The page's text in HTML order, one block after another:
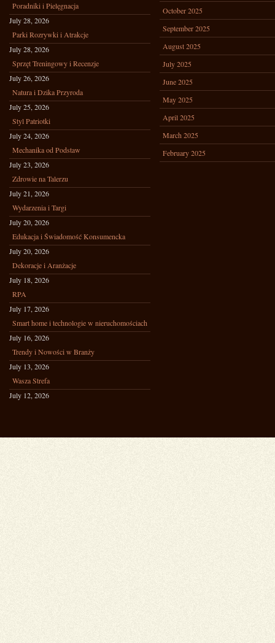
Poradniki i Pielęgnacja
July 28, 2026
Parki Rozrywki i Atrakcje
July 28, 2026
Sprzęt Treningowy i Recenzje
July 26, 2026
Natura i Dzika Przyroda
July 25, 2026
Styl Patriotki
July 24, 2026
Mechanika od Podstaw
July 23, 2026
Zdrowie na Talerzu
July 21, 2026
Wydarzenia i Targi
July 20, 2026
Edukacja i Świadomość Konsumencka
July 20, 2026
Dekoracje i Aranżacje
July 18, 2026
RPA
July 17, 2026
Smart home i technologie w nieruchomościach
July 16, 2026
Trendy i Nowości w Branży
July 13, 2026
Wasza Strefa
July 12, 2026
October 2025
September 2025
August 2025
July 2025
June 2025
May 2025
April 2025
March 2025
February 2025